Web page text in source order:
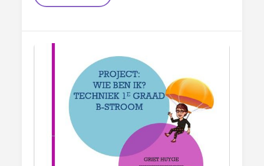
Qui
Suis-
Current